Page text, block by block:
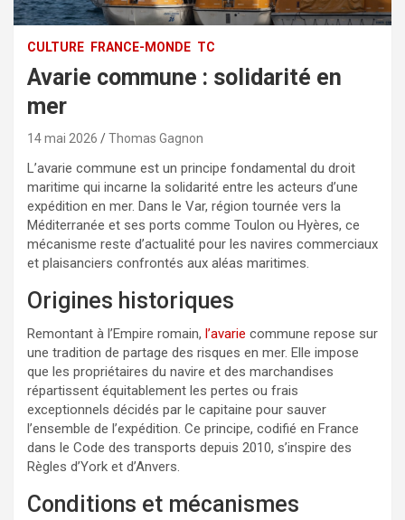
CULTURE FRANCE-MONDE TC
Avarie commune : solidarité en
mer
14 mai 2026 Thomas Gagnon
L’avarie commune est un principe fondamental du droit
maritime qui incarne la solidarité entre les acteurs d’une
expédition en mer. Dans le Var, région tournée vers la
Méditerranée et ses ports comme Toulon ou Hyères, ce
mécanisme reste d’actualité pour les navires commerciaux
et plaisanciers confrontés aux aléas maritimes.
Origines historiques
Remontant à l’Empire romain, l’avarie commune repose sur
une tradition de partage des risques en mer. Elle impose
que les propriétaires du navire et des marchandises
répartissent équitablement les pertes ou frais
exceptionnels décidés par le capitaine pour sauver
l’ensemble de l’expédition. Ce principe, codifié en France
dans le Code des transports depuis 2010, s’inspire des
Règles d’York et d’Anvers.
Conditions et mécanismes